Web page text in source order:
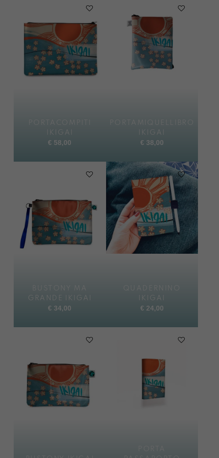
PORTACOMPITI
IKIGAI
€ 58,00
PORTAMIQUELLIBRO
IKIGAI
€ 38,00
BUSTONY MA
GRANDE IKIGAI
€ 34,00
QUADERNINO
IKIGAI
€ 24,00